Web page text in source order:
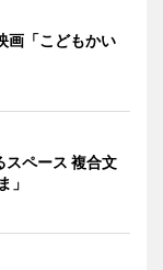
画「こどもかい
ペース 複合文
」